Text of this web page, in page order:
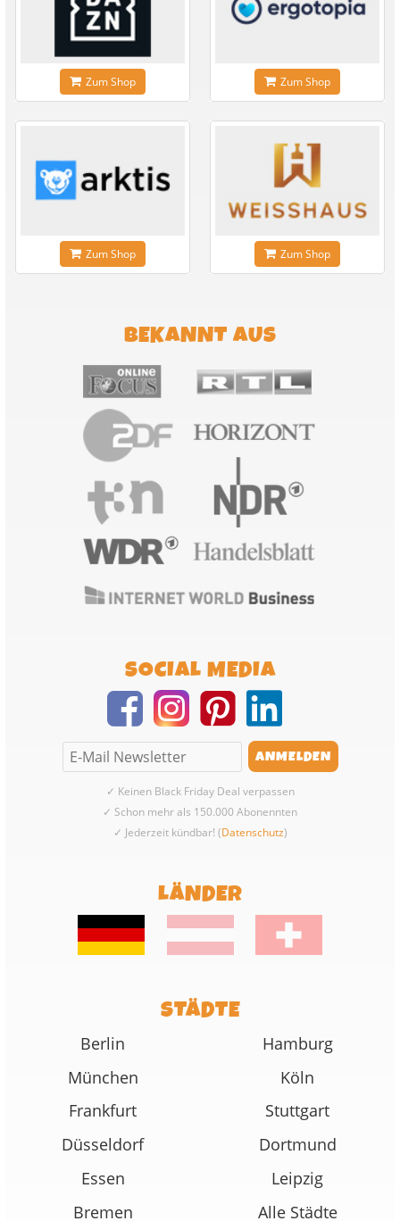
Zum Shop Zum Shop
Zum Shop Zum Shop
BEKANNT AUS
SOCIAL MEDIA
✓ Keinen Black Friday Deal verpassen
✓ Schon mehr als 150.000 Abonennten
✓ Jederzeit kündbar! (Datenschutz)
LÄNDER
STÄDTE
Berlin
Hamburg
München
Köln
Frankfurt
Stuttgart
Düsseldorf
Dortmund
Essen
Leipzig
Bremen
Alle Städte